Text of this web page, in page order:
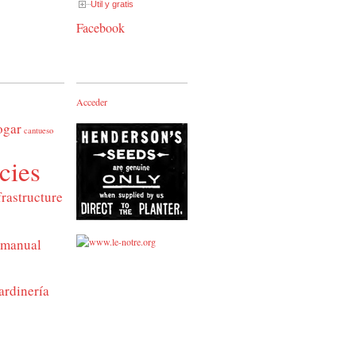
Útil y gratis
Facebook
cantueso
manual
Acceder